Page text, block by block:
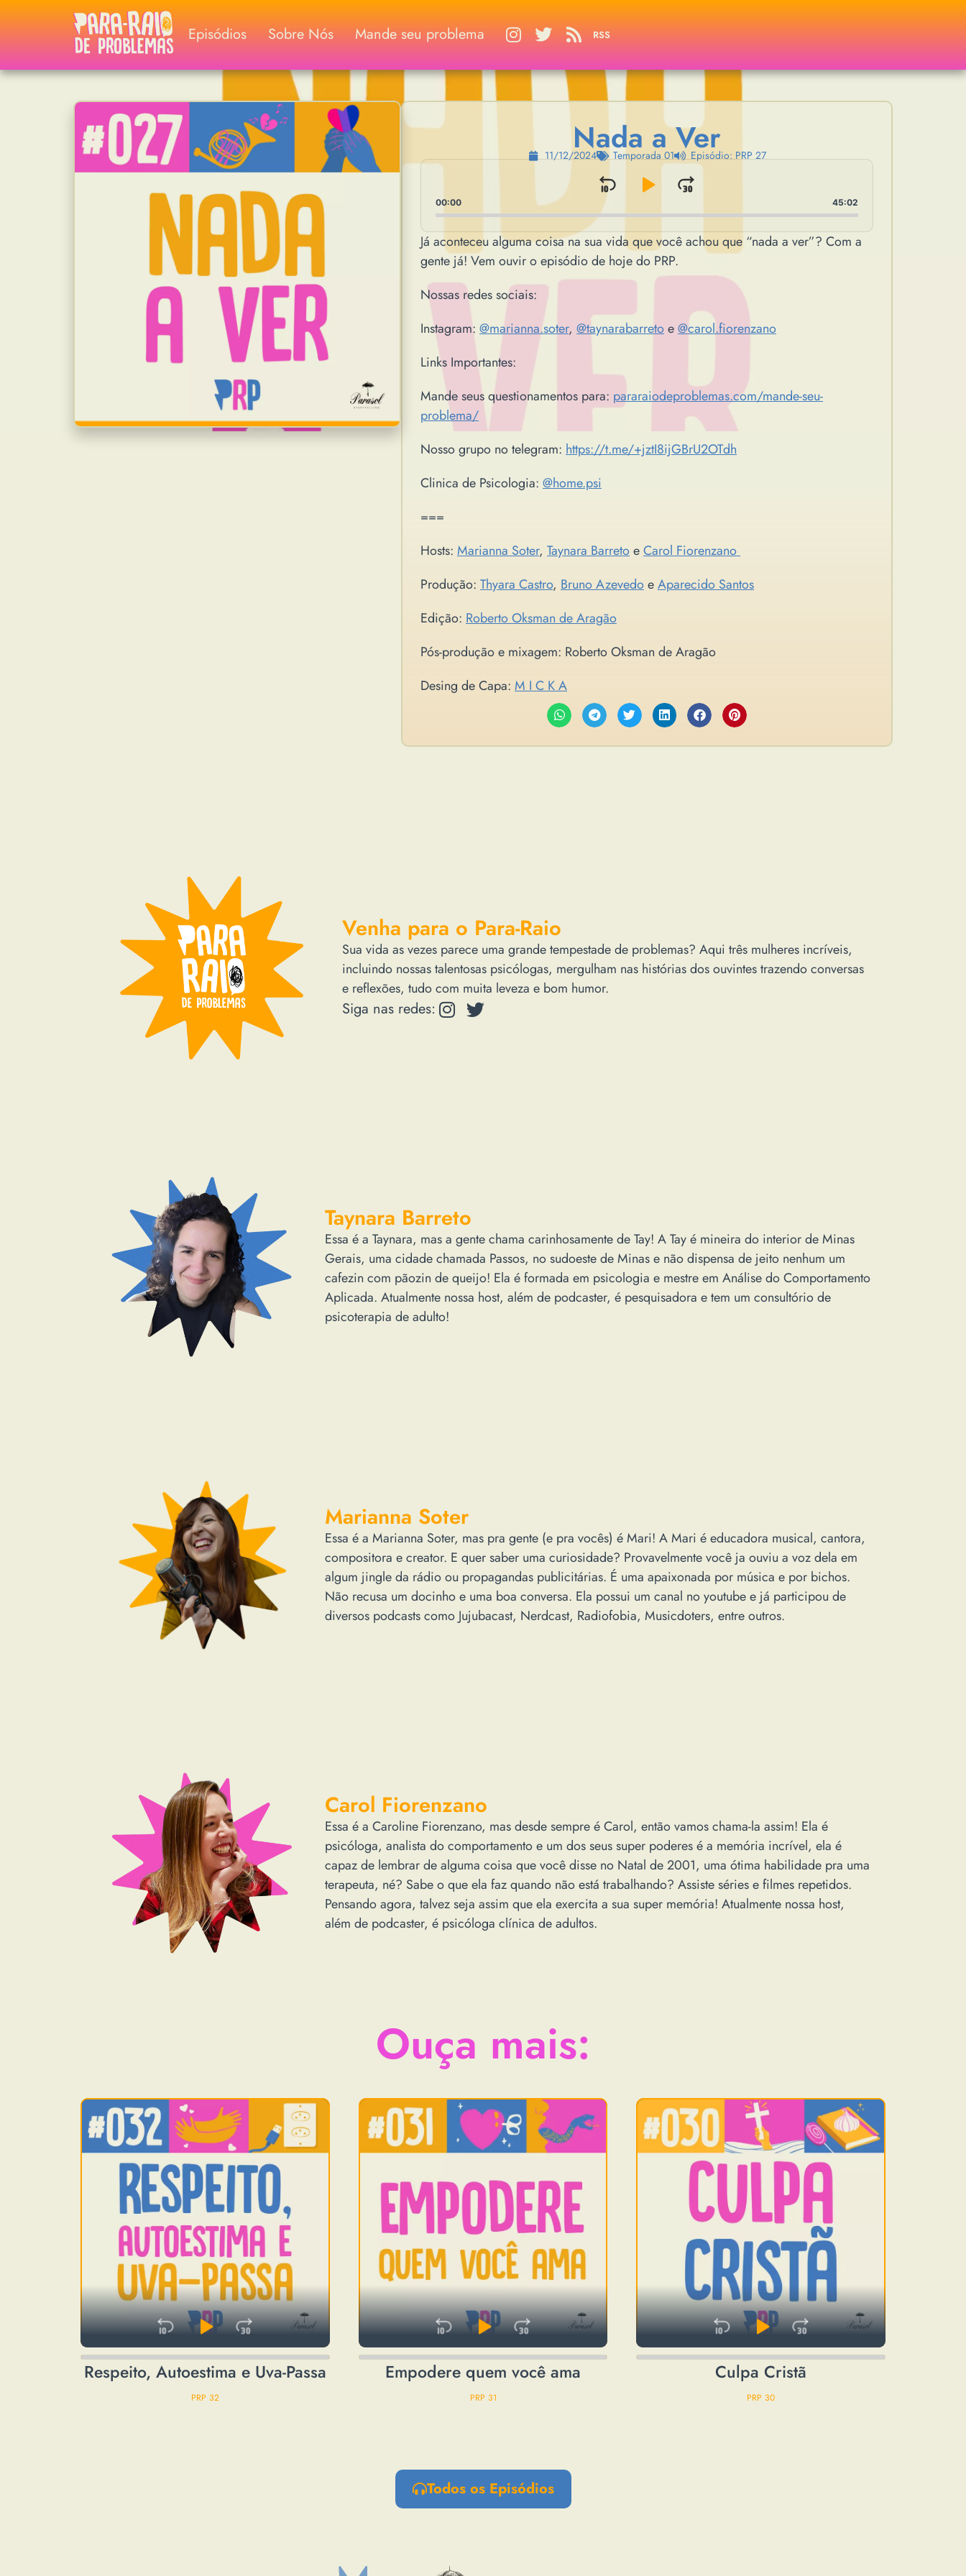
Episódios Sobre Nós Mande seu problema RSS
Nada a Ver
11/12/2024 Temporada 01 Episódio: PRP 27
Audio
Skip Backward
Play Pause
Jump Forward
00:00 45:02
Já aconteceu alguma coisa na sua vida que você achou que “nada a ver”? Com a
gente já! Vem ouvir o episódio de hoje do PRP.
Nossas redes sociais:
Instagram: @marianna.soter, @taynarabarretoe@carol.fiorenzano
Links Importantes:
Mande seus questionamentos para: pararaiodeproblemas.com/mande-seu-
problema/
Nosso grupo no telegram: https://t.me/+jztI8ijGBrU2OTdh
Clinica de Psicologia: @home.psi
===
Hosts: Marianna Soter, Taynara BarretoeCarol Fiorenzano
Produção: Thyara Castro, Bruno AzevedoeAparecido Santos
Edição: Roberto Oksman de Aragão
Pós-produção e mixagem: Roberto Oksman de Aragão
Desing de Capa: M I C K A
Venha para o Para-Raio
Sua vida as vezes parece uma grande tempestade de problemas? Aqui três mulheres incríveis,
incluindo nossas talentosas psicólogas, mergulham nas histórias dos ouvintes trazendo conversas
e reflexões, tudo com muita leveza e bom humor.
Siga nas redes:
Taynara Barreto
Essa é a Taynara, mas a gente chama carinhosamente de Tay! A Tay é mineira do interior de Minas
Gerais, uma cidade chamada Passos, no sudoeste de Minas e não dispensa de jeito nenhum um
cafezin com pãozin de queijo! Ela é formada em psicologia e mestre em Análise do Comportamento
Aplicada. Atualmente nossa host, além de podcaster, é pesquisadora e tem um consultório de
psicoterapia de adulto!
Marianna Soter
Essa é a Marianna Soter, mas pra gente (e pra vocês) é Mari! A Mari é educadora musical, cantora,
compositora e creator. E quer saber uma curiosidade? Provavelmente você ja ouviu a voz dela em
algum jingle da rádio ou propagandas publicitárias. É uma apaixonada por música e por bichos.
Não recusa um docinho e uma boa conversa. Ela possui um canal no youtube e já participou de
diversos podcasts como Jujubacast, Nerdcast, Radiofobia, Musicdoters, entre outros.
Carol Fiorenzano
Essa é a Caroline Fiorenzano, mas desde sempre é Carol, então vamos chama-la assim! Ela é
psicóloga, analista do comportamento e um dos seus super poderes é a memória incrível, ela é
capaz de lembrar de alguma coisa que você disse no Natal de 2001, uma ótima habilidade pra uma
terapeuta, né? Sabe o que ela faz quando não está trabalhando? Assiste séries e filmes repetidos.
Pensando agora, talvez seja assim que ela exercita a sua super memória! Atualmente nossa host,
além de podcaster, é psicóloga clínica de adultos.
Ouça mais:
Audio
Player
Skip Backward
Play Pause
Jump Forward
Respeito, Autoestima e Uva-Passa
PRP 32
Audio
Player
Skip Backward
Play Pause
Jump Forward
Empodere quem você ama
PRP 31
Audio
Skip Backward
Play Pause
Jump Forward
Culpa Cristã
PRP 30
Todos os Episódios